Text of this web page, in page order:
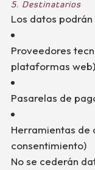
5. Destinatarios
Los datos
Proveedores
plataformas web)
Pasarelas de
Herramientas de
consentimiento)
No se cederán